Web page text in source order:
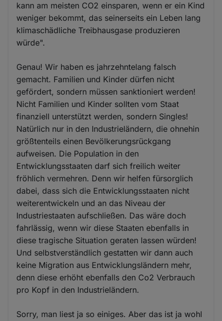
kann am meisten CO2 einsparen, wenn er ein Kind
weniger bekommt, das seinerseits ein Leben lang
klimaschädliche Treibhausgase produzieren
würde".
Genau! Wir haben es jahrzehntelang falsch
gemacht. Familien und Kinder dürfen nicht
gefördert, sondern müssen sanktioniert werden!
Nicht Familien und Kinder sollten vom Staat
finanziell unterstützt werden, sondern Singles!
Natürlich nur in den Industrieländern, die ohnehin
größtenteils einen Bevölkerungsrückgang
aufweisen. Die Population in den
Entwicklungsstaaten darf sich freilich weiter
fröhlich vermehren. Denn wir helfen fürsorglich
dabei, dass sich die Entwicklungsstaaten nicht
weiterentwickeln und an das Niveau der
Industriestaaten aufschließen. Das wäre doch
fahrlässig, wenn wir diese Staaten ebenfalls in
diese tragische Situation geraten lassen würden!
Und selbstverständlich gestatten wir dann auch
keine Migration aus Entwicklungsländern mehr,
denn diese erhöht ebenfalls den Co2 Verbrauch
pro Kopf in den Industrieländern.
Sorry, man liest ja so einiges. Aber das ist ja wohl